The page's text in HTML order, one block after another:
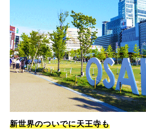
新世界のついでに天王寺も